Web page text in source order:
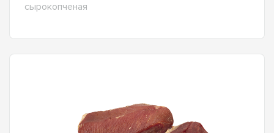
сырокопченая